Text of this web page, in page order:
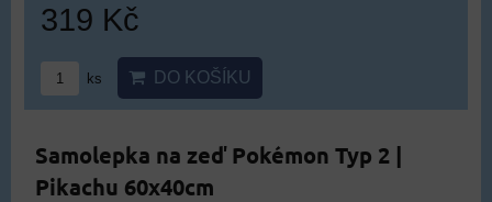
319 Kč
ks DO KOŠÍKU
Samolepka na zeď Pokémon Typ 2 |
Pikachu 60x40cm